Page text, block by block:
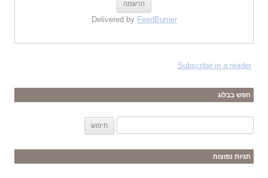
Delivered by FeedBurner
Subscribe in a reader
חפש בבלוג
פ
ו
תגיות נפוצות